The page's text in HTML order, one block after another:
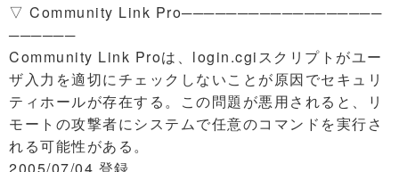
▽ Community Link Pro──────────────────
──────
Community Link Proは、login.cgiスクリプトがユー
ザ入力を適切にチェックしないことが原因でセキュリ
ティホールが存在する。この問題が悪用されると、リ
モートの攻撃者にシステムで任意のコマンドを実行さ
れる可能性がある。